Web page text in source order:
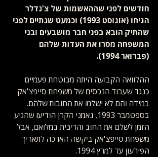
חודשים לפני שההאשמות של צ'נדלר
הגיחו (אוגוסט 1993) וכמעט שנתיים לפני
שהתיק הובא בפני חבר מושבעים ובני
המשפחה מסרו את העדות שלהם
(פברואר 1994).
ההלוואה הקבועה היתה מבוטחת פעמיים
כנגד שעבוד הנכסים של משפחת סייפצ'אק
במידה והם לא ישלמו את החובות שלהם.
בספטמבר 1993, נאמני הקרן הודיעו שהגיע
הזמן לשלם את החוב והריבית במלואם, אבל
משפחת סייפצ'אק ביקשה הארכה לתאריך
הפירעון עד למרץ 1994.